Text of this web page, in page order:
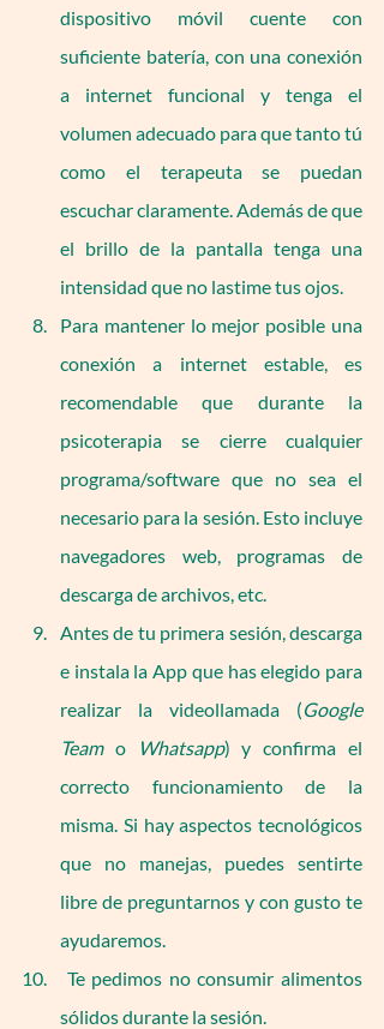
dispositivo móvil cuente con
suficiente batería, con una conexión
a internet funcional y tenga el
volumen adecuado para que tanto tú
como el terapeuta se puedan
escuchar claramente. Además de que
el brillo de la pantalla tenga una
intensidad que no lastime tus ojos.
Para mantener lo mejor posible una
conexión a internet estable, es
recomendable que durante la
psicoterapia se cierre cualquier
programa/software que no sea el
necesario para la sesión. Esto incluye
navegadores web, programas de
descarga de archivos, etc.
Antes de tu primera sesión, descarga
e instala la App que has elegido para
realizar la videollamada (Google
Team o Whatsapp) y confirma el
correcto funcionamiento de la
misma. Si hay aspectos tecnológicos
que no manejas, puedes sentirte
libre de preguntarnos y con gusto te
ayudaremos.
sólidos durante la sesión.